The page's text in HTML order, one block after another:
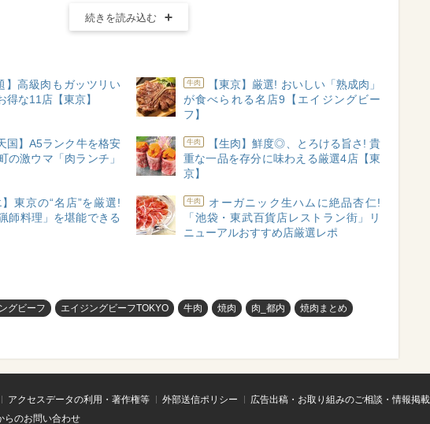
続きを読み込む
】高級肉もガッツリい
得な11店【東京】
牛肉
【東京】厳選! おいしい「熟成肉」
が食べられる名店9【エイジングビー
フ】
国】A5ランク牛を格安
の激ウマ「肉ランチ」
牛肉
【生肉】鮮度◎、とろける旨さ! 貴
重な一品を存分に味わえる厳選4店【東
京】
】東京の“名店”を厳選!
師料理」を堪能できる
牛肉
オーガニック生ハムに絶品杏仁!
「池袋・東武百貨店レストラン街」リ
ニューアルおすすめ店厳選レポ
グビーフ エイジングビーフTOKYO 牛肉 焼肉 肉_都内 焼肉まとめ
アクセスデータの利用・著作権等 外部送信ポリシー
広告出稿・お取り組みのご相談・情報掲
らのお問い合わせ